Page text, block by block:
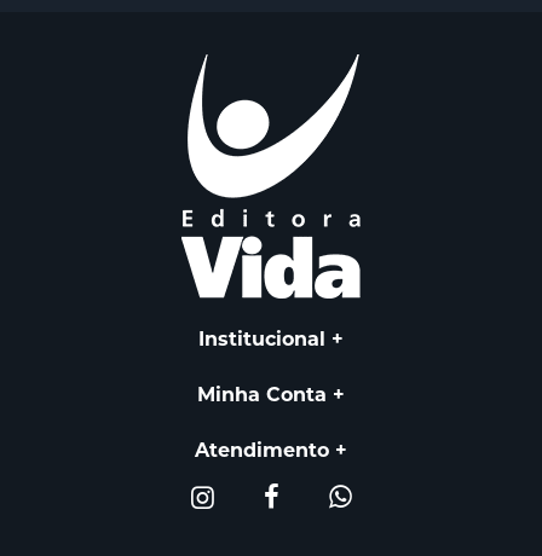
Institucional
Minha Conta
Atendimento